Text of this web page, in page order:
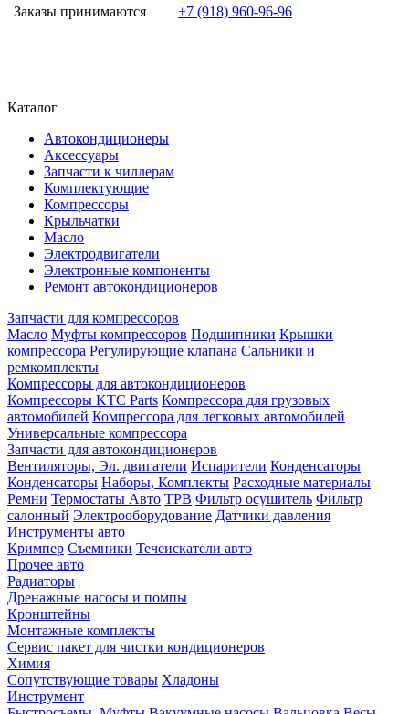
Заказы принимаются
+7 (918) 960-96-96
Каталог
Автокондиционеры
Аксессуары
Запчасти к чиллерам
Комплектующие
Компрессоры
Крыльчатки
Масло
Электродвигатели
Электронные компоненты
Ремонт автокондиционеров
Запчасти для компрессоров
Масло Муфты компрессоров Подшипники Крышки
компрессора Регулирующие клапана Сальники и
ремкомплекты
Компрессоры для автокондиционеров
Компрессоры KTC Parts Компрессора для грузовых
автомобилей Компрессора для легковых автомобилей
Универсальные компрессора
Запчасти для автокондиционеров
Вентиляторы, Эл. двигатели Испарители Конденсаторы
Конденсаторы Наборы, Комплекты Расходные материалы
Ремни Термостаты Авто ТРВ Фильтр осушитель Фильтр
салонный Электрооборудование Датчики давления
Инструменты авто
Кримпер Съемники Течеискатели авто
Прочее авто
Радиаторы
Дренажные насосы и помпы
Кронштейны
Монтажные комплекты
Сервис пакет для чистки кондиционеров
Химия
Сопутствующие товары Хладоны
Инструмент